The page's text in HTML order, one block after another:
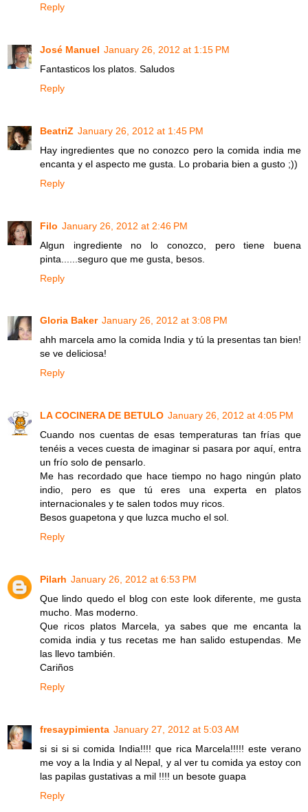
Reply
José Manuel January 26, 2012 at 1:15 PM
Fantasticos los platos. Saludos
Reply
BeatriZ January 26, 2012 at 1:45 PM
Hay ingredientes que no conozco pero la comida india me
encanta y el aspecto me gusta. Lo probaria bien a gusto ;))
Reply
Filo January 26, 2012 at 2:46 PM
Algun ingrediente no lo conozco, pero tiene buena
pinta......seguro que me gusta, besos.
Reply
Gloria Baker January 26, 2012 at 3:08 PM
ahh marcela amo la comida India y tú la presentas tan bien!
se ve deliciosa!
Reply
LA COCINERA DE BETULO January 26, 2012 at 4:05 PM
Cuando nos cuentas de esas temperaturas tan frías que
tenéis a veces cuesta de imaginar si pasara por aquí, entra
un frío solo de pensarlo.
Me has recordado que hace tiempo no hago ningún plato
indio, pero es que tú eres una experta en platos
internacionales y te salen todos muy ricos.
Besos guapetona y que luzca mucho el sol.
Reply
Pilarh January 26, 2012 at 6:53 PM
Que lindo quedo el blog con este look diferente, me gusta
mucho. Mas moderno.
Que ricos platos Marcela, ya sabes que me encanta la
comida india y tus recetas me han salido estupendas. Me
las llevo también.
Cariños
Reply
fresaypimienta January 27, 2012 at 5:03 AM
si si si si comida India!!!! que rica Marcela!!!!! este verano
me voy a la India y al Nepal, y al ver tu comida ya estoy con
las papilas gustativas a mil !!!! un besote guapa
Reply